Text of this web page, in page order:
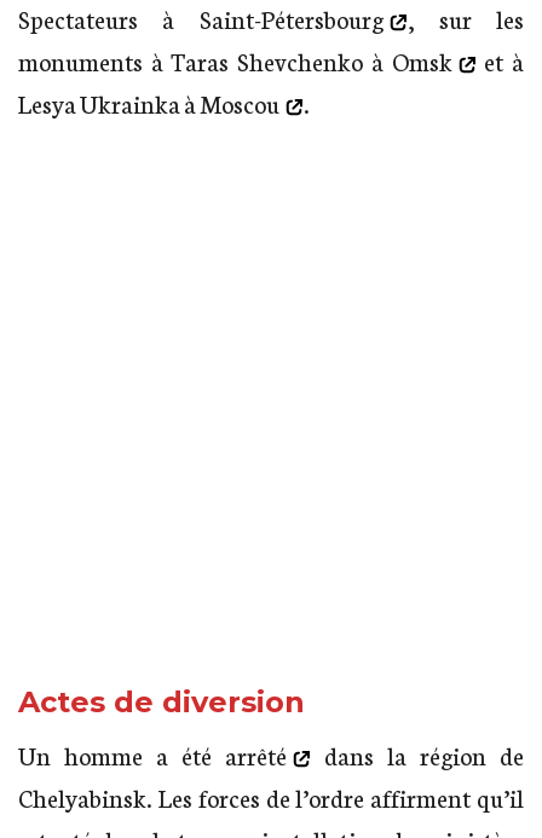
Spectateurs à Saint-Pétersbourg
, sur les
monuments à Taras Shevchenko à Omsk
et à
Lesya Ukrainka àMoscou .
Actes de diversion
Un homme a été arrêté
dans la région de
Chelyabinsk. Les forces de l’ordre affirment qu’il